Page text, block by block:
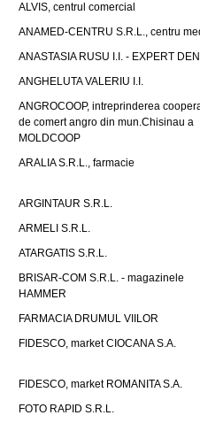
ALVIS, centrul comercial
ANAMED-CENTRU S.R.L., centru
ANASTASIA RUSU I.I. - EXPERT
ANGHELUTA VALERIU I.I.
ANGROCOOP, intreprinderea
de comert angro din mun.Chisinau a
MOLDCOOP
ARALIA S.R.L., farmacie
ARGINTAUR S.R.L.
ARMELI S.R.L.
ATARGATIS S.R.L.
BRISAR-COM S.R.L. - magazinele
HAMMER
FARMACIA DRUMUL VIILOR
FIDESCO, market CIOCANA S.A.
FIDESCO, market ROMANITA S.A.
FOTO RAPID S.R.L.